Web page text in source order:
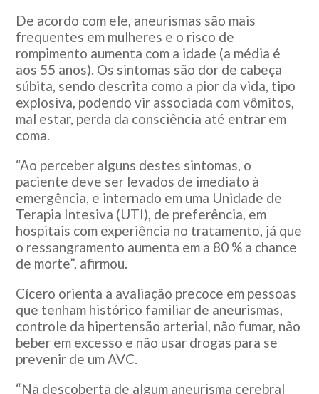
De acordo com ele, aneurismas são mais
frequentes em mulheres e o risco de
rompimento aumenta com a idade (a média é
aos 55 anos). Os sintomas são dor de cabeça
súbita, sendo descrita como a pior da vida, tipo
explosiva, podendo vir associada com vômitos,
mal estar, perda da consciência até entrar em
coma.
“Ao perceber alguns destes sintomas, o
paciente deve ser levados de imediato à
emergência, e internado em uma Unidade de
Terapia Intesiva (UTI), de preferência, em
hospitais com experiência no tratamento, já que
o ressangramento aumenta em a 80 % a chance
de morte”, afirmou.
Cícero orienta a avaliação precoce em pessoas
que tenham histórico familiar de aneurismas,
controle da hipertensão arterial, não fumar, não
beber em excesso e não usar drogas para se
prevenir de um AVC.
“Na descoberta de algum aneurisma cerebral